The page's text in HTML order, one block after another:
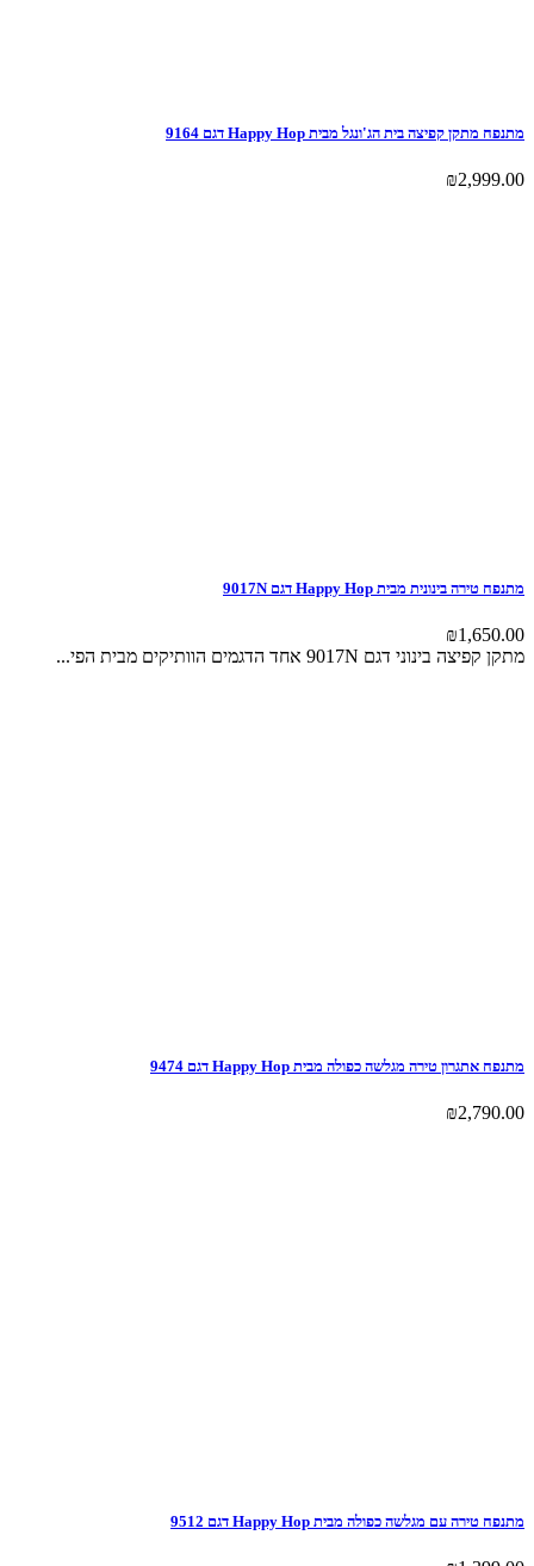
מתנפח מתקן קפיצה בית הג'ונגל מבית Happy Hop דגם 9164
₪2,999.00
מתנפח טירה בינונית מבית Happy Hop דגם 9017N
₪1,650.00
מתקן קפיצה בינוני דגם 9017N אחד הדגמים הוותיקים מבית הפי...
מתנפח אתגרון טירה מגלשה כפולה מבית Happy Hop דגם 9474
₪2,790.00
מתנפח טירה עם מגלשה כפולה מבית Happy Hop דגם 9512